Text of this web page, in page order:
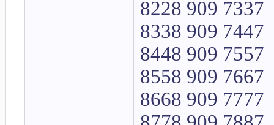
8228 909 7337
8338 909 7447
8448 909 7557
8558 909 7667
8668 909 7777